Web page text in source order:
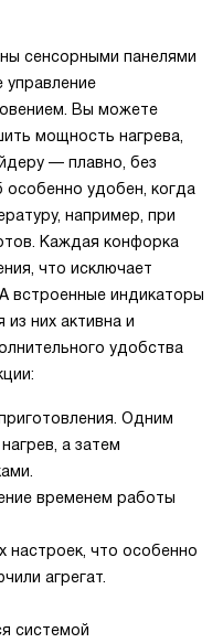
сенсорными панелями
управление
Вы можете
мощность нагрева,
— плавно, без
удобен, когда
например, при
Каждая конфорка
что исключает
встроенные индикаторы
из них активна и
удобства
Одним
а затем
временем работы
настроек, что особенно
агрегат.
системой